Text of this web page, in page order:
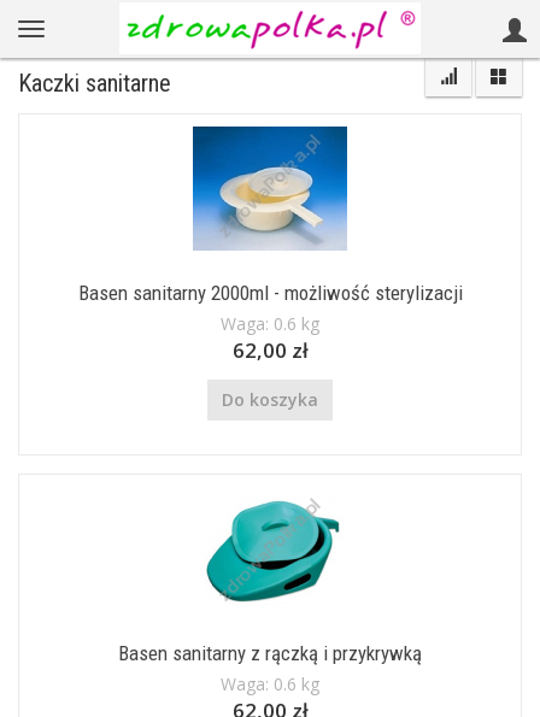
Kaczki sanitarne
Basen sanitarny 2000ml - możliwość sterylizacji
Waga: 0.6 kg
62,00 zł
Do koszyka
Basen sanitarny z rączką i przykrywką
Waga: 0.6 kg
62,00 zł